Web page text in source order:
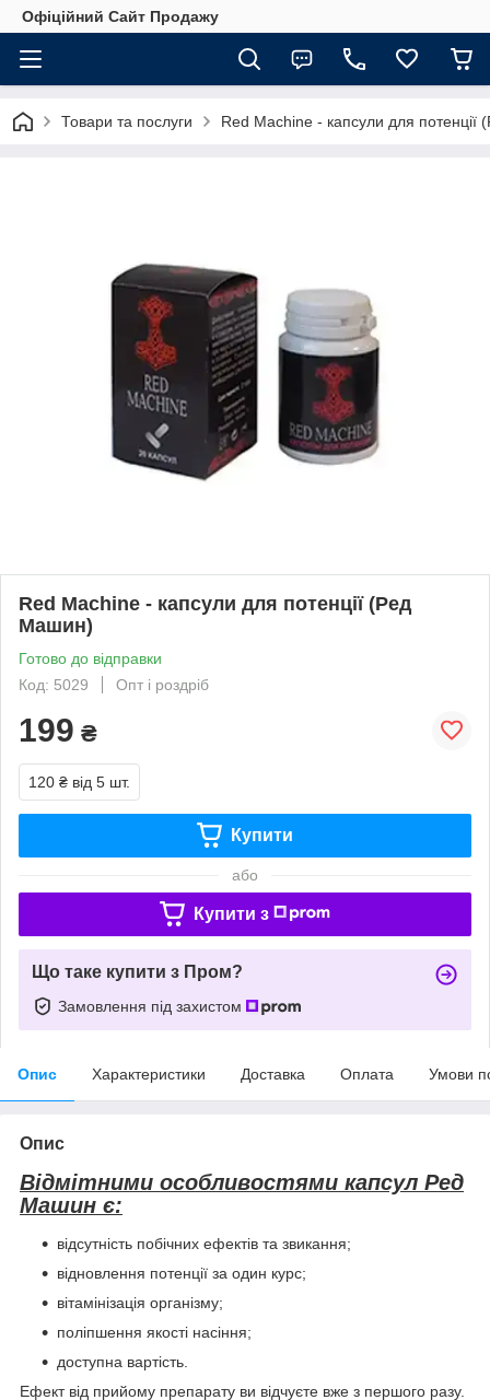
Офіційний Сайт Продажу
Товари та послуги Red Machine - капсули для
Red Machine - капсули для потенції (Ред
Машин)
Готово до відправки
Код: 5029
Опт і роздріб
199 ₴
120 ₴ від 5 шт.
Купити
або
Купити з
Що таке купити з Пром?
Замовлення під захистом
Опис Характеристики Доставка Оплата Умови
Опис
Відмітними особливостями капсул Ред
Машин є:
відсутність побічних ефектів та звикання;
відновлення потенції за один курс;
вітамінізація організму;
поліпшення якості насіння;
доступна вартість.
Ефект від прийому препарату ви відчуєте вже з першого разу.